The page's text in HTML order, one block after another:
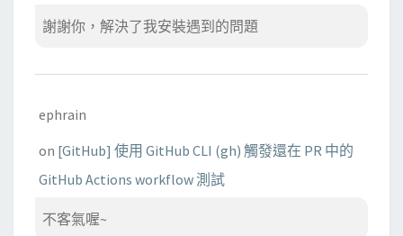
謝謝你，解決了我安裝遇到的問題
ephrain
on [GitHub] 使用 GitHub CLI (gh) 觸發還在 PR 中的
GitHub Actions workflow 測試
不客氣喔~